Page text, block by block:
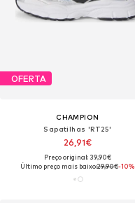
OFERTA
CHAMPION
Sapatilhas 'RT25'
26,91€
Preço original: 39,90€
Último preço mais baixo:29,90€-10%